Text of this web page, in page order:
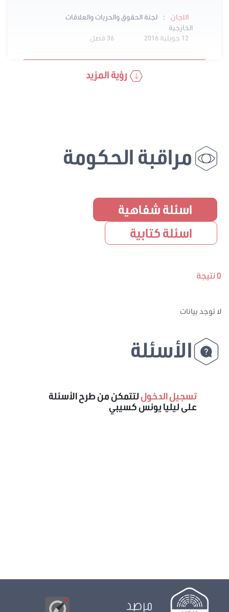
اللجان :
لجنة الحقوق والحريات والعلاقات
الخارجية
12 جويلية 2016
36 فصل
رؤية المزيد
مراقبة الحكومة
اسئلة شفاهية
اسئلة كتابية
0 نتيجة
لا توجد بيانات
الأسئلة
تسجيل الدخوللتتمكن من طرح الأسئلة
على ليليا يونس كسيبي
مرصد